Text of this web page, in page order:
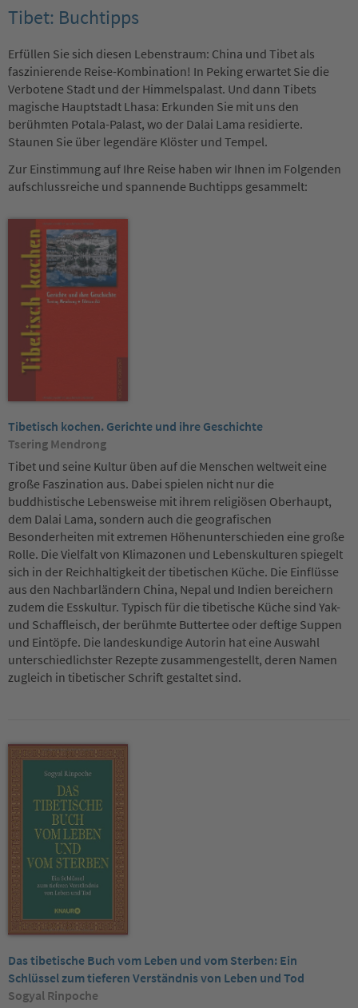
Tibet: Buchtipps
Erfüllen Sie sich diesen Lebenstraum: China und Tibet als
faszinierende Reise-Kombination! In Peking erwartet Sie die
Verbotene Stadt und der Himmelspalast. Und dann Tibets
magische Hauptstadt Lhasa: Erkunden Sie mit uns den
berühmten Potala-Palast, wo der Dalai Lama residierte.
Staunen Sie über legendäre Klöster und Tempel.
Zur Einstimmung auf Ihre Reise haben wir Ihnen im Folgenden
aufschlussreiche und spannende Buchtipps gesammelt:
Tibetisch kochen. Gerichte und ihre Geschichte
Tsering Mendrong
Tibet und seine Kultur üben auf die Menschen weltweit eine
große Faszination aus. Dabei spielen nicht nur die
buddhistische Lebensweise mit ihrem religiösen Oberhaupt,
dem Dalai Lama, sondern auch die geografischen
Besonderheiten mit extremen Höhenunterschieden eine große
Rolle. Die Vielfalt von Klimazonen und Lebenskulturen spiegelt
sich in der Reichhaltigkeit der tibetischen Küche. Die Einflüsse
aus den Nachbarländern China, Nepal und Indien bereichern
zudem die Esskultur. Typisch für die tibetische Küche sind Yak-
und Schaffleisch, der berühmte Buttertee oder deftige Suppen
und Eintöpfe. Die landeskundige Autorin hat eine Auswahl
unterschiedlichster Rezepte zusammengestellt, deren Namen
zugleich in tibetischer Schrift gestaltet sind.
Das tibetische Buch vom Leben und vom Sterben: Ein
Schlüssel zum tieferen Verständnis von Leben und Tod
Sogyal Rinpoche